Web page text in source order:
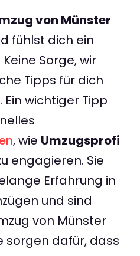
von Münster
fühlst dich ein
Sorge, wir
Tipps für dich
wichtiger Tipp
, wie Umzugsprofi
engagieren. Sie
Erfahrung in
und sind
von Münster
sorgen dafür, dass